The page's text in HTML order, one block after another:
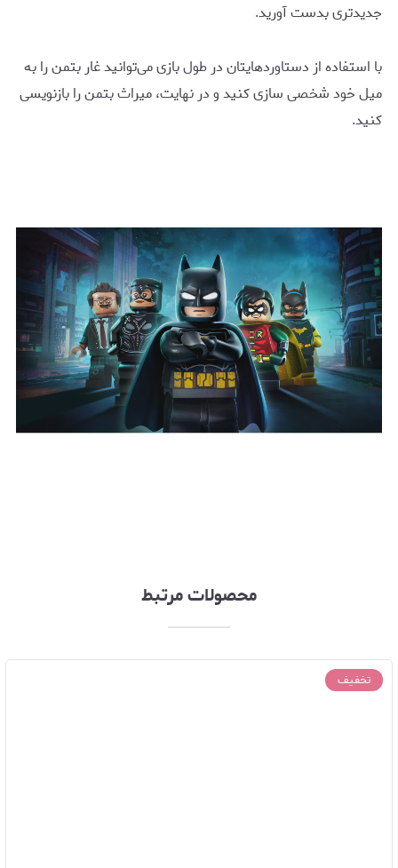
جدیدتری بدست آورید.
با استفاده از دستاوردهایتان در طول بازی می‌توانید غار بتمن را به
میل خود شخصی سازی کنید و در نهایت، میراث بتمن را بازنویسی
کنید.
محصولات مرتبط
تخفیف